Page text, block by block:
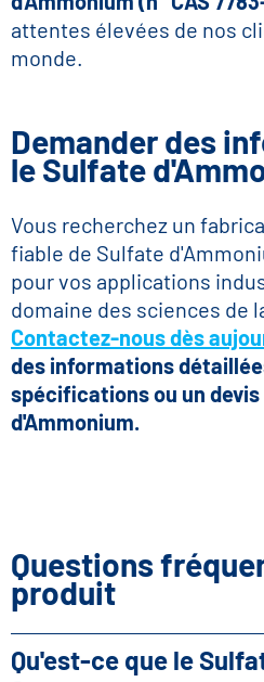
attentes élevées de nos
monde.
Demander des
le Sulfate
Vous recherchez un
fiable de Sulfate
pour vos applications
domaine des sciences de
Contactez-nous dès
des informations
spécifications ou un
d'Ammonium.
Questions
produit
Qu'est-ce que le